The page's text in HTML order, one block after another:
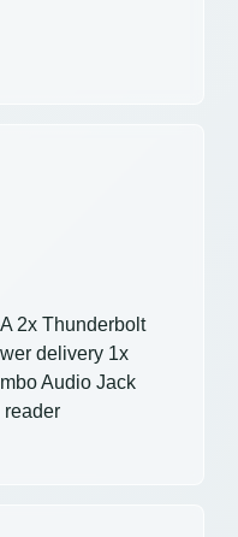
2x Thunderbolt
delivery 1x
Audio Jack
reader